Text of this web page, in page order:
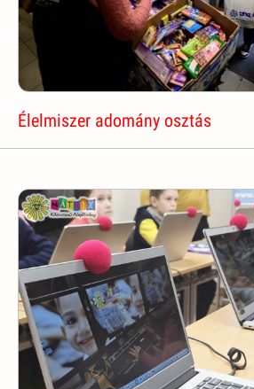
Élelmiszer adomány osztás